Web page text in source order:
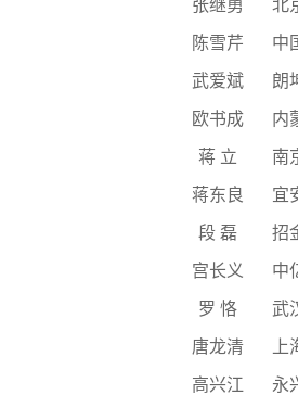
张继勇 北
陈雪芹 中
武爱斌 朗
欧书成 内
蒋 立 南
蒋东良 宜
段 磊 招
宫长义 中
罗 恪 武
唐龙清
高兴江 永